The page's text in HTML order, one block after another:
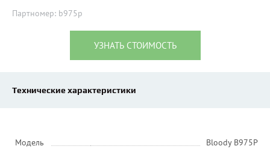
Партномер: b975p
УЗНАТЬ СТОИМОСТЬ
Технические характеристики
Модель
Bloody B975P